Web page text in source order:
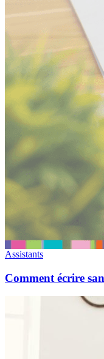
Assistants
Comment écrire